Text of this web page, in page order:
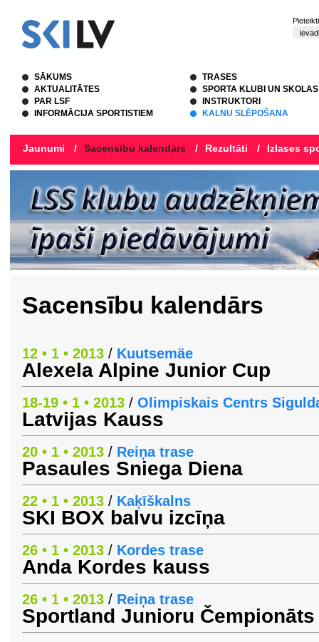
SĀKUMS
AKTUALITĀTES
PAR LSF
INFORMĀCIJA SPORTISTIEM
TRASES
SPORTA KLUBI UN SKOLAS
INSTRUKTORI
KALNU SLĒPOŠANA
Jaunumi / Sacensību kalendārs / Rezultāti / Izlases
Sacensību kalendārs
12 • 1 • 2013 / Kuutsemäe
Alexela Alpine Junior Cup
18-19 • 1 • 2013 / Olimpiskais Centrs
Latvijas Kauss
20 • 1 • 2013 / Reiņa trase
Pasaules Sniega Diena
22 • 1 • 2013 / Kaķīškalns
SKI BOX balvu izcīņa
26 • 1 • 2013 / Kordes trase
Anda Kordes kauss
26 • 1 • 2013 / Reiņa trase
Sportland Junioru Čempionāts